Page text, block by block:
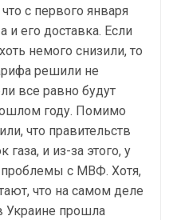
с первого января
и его доставка. Если
немого снизили, то
решили не
все равно будут
году. Помимо
что правительств
и из-за этого, у
проблемы с МВФ. Хотя,
что на самом деле
Украине прошла